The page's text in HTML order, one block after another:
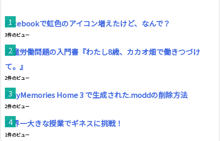
Facebookで虹色のアイコン増えたけど、なんで？
3件のビュー
児童労働問題の入門書『わたし8歳、カカオ畑で働きつづけ
て。』
2件のビュー
PlayMemories Home 3 で生成された.moddの削除方法
2件のビュー
世界一大きな授業でギネスに挑戦！
1件のビュー